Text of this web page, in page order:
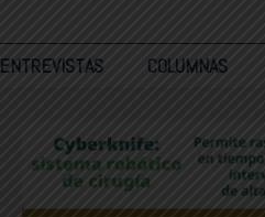
ENTREVISTAS COLUMNAS